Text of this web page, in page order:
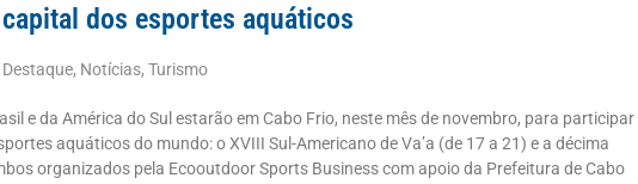
dos esportes aquáticos
Destaque, Notícias,Turismo
e da América do Sul estarão em Cabo Frio, neste mês de novembro, para participar
aquáticos do mundo: o XVIII Sul-Americano de Va’a (de 17 a 21) e a décima
organizados pela Ecooutdoor Sports Business com apoio da Prefeitura de Cabo